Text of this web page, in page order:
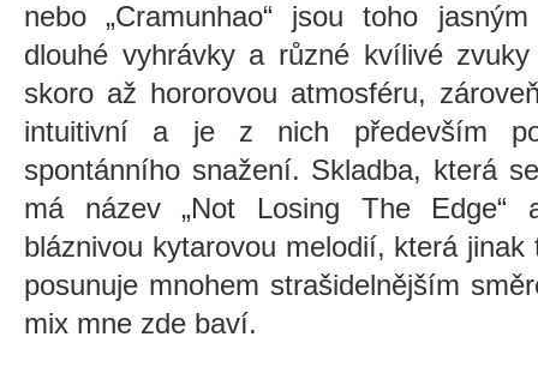
nebo „Cramunhao“ jsou toho
dlouhé vyhrávky a různé kvílivé
skoro až hororovou atmosféru,
intuitivní a je z nich především
spontánního snažení. Skladba, která
má název „Not Losing The Edge“
bláznivou kytarovou melodií, která
posunuje mnohem strašidelnějším
mix mne zde baví.